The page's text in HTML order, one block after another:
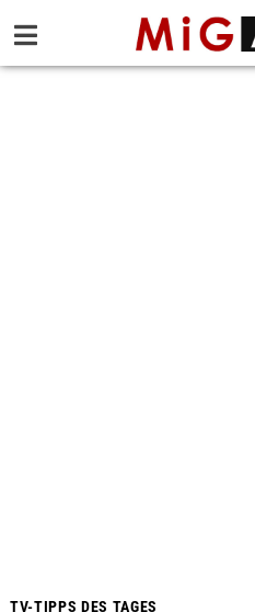
TV-TIPPS DES TAGES